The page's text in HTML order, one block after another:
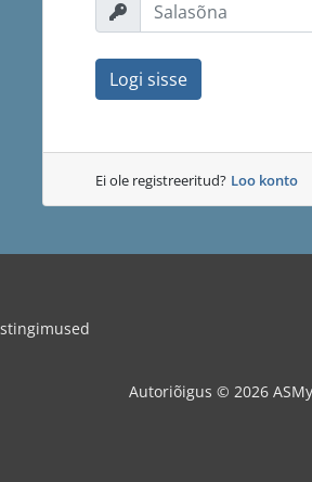
Logi sisse
Ei ole registreeritud? Loo konto
Autoriõigus © 2026